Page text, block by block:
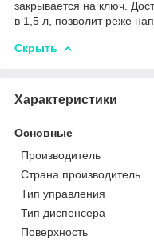
закрывается на ключ.
в 1,5 л, позволит реже
Скрыть
Характеристики
Основные
Производитель
Страна производитель
Тип управления
Тип диспенсера
Поверхность